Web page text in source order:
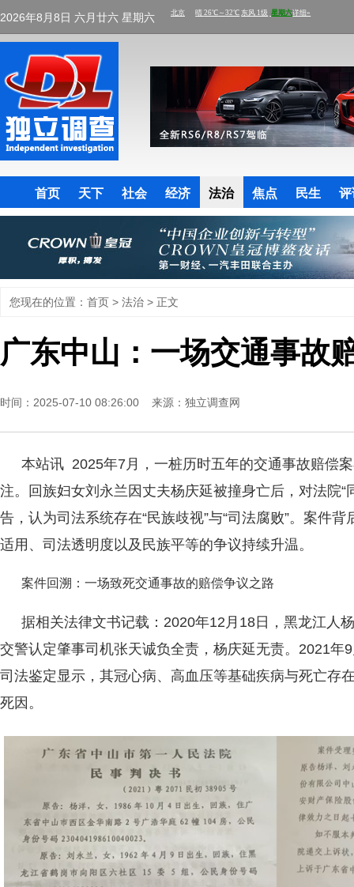
2026年8月8日 六月廿六 星期六
首页 天下 社会 经济 法治 焦点 民生
您现在的位置： 首页 > 法治 > 正文
广东中山：一场交通事故
时间：2025-07-10 08:26:00 来源： 独立调查网
本站讯 2025年7月，一桩历时五年的交通事故赔偿
注。回族妇女刘永兰因丈夫杨庆延被撞身亡后，对法院“
告，认为司法系统存在“民族歧视”与“司法腐败”。案件背
适用、司法透明度以及民族平等的争议持续升温。
案件回溯：一场致死交通事故的赔偿争议之路
据相关法律文书记载：2020年12月18日，黑龙江人
交警认定肇事司机张天诚负全责，杨庆延无责。2021年
司法鉴定显示，其冠心病、高血压等基础疾病与死亡存
死因。